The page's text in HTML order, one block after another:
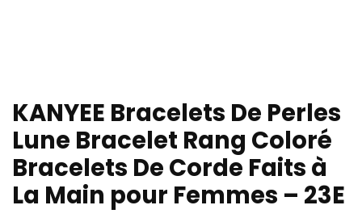
KANYEE Bracelets De Perles
Lune Bracelet Rang Coloré
Bracelets De Corde Faits à
La Main pour Femmes – 23E